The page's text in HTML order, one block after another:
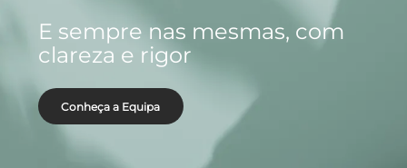
E sempre nas mesmas, com
clareza e rigor
Conheça a Equipa